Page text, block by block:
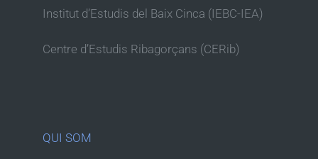
Institut d’Estudis del Baix Cinca (IEBC-IEA)
Centre d’Estudis Ribagorçans (CERib)
QUI SOM